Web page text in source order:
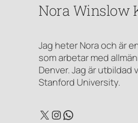
Nora Winslow
Jag heter Nora och är
som arbetar med
Denver. Jag är utbildad
Stanford University.
X Instagram WhatsApp